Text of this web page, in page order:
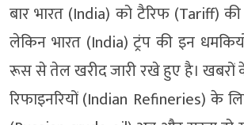
बार भारत (India) को टैरिफ (Tariff)
लेकिन भारत (India) ट्रंप की इन
रूस से तेल खरीद जारी रखे हुए है। खबरों
रिफाइनरियों (Indian Refineries) के